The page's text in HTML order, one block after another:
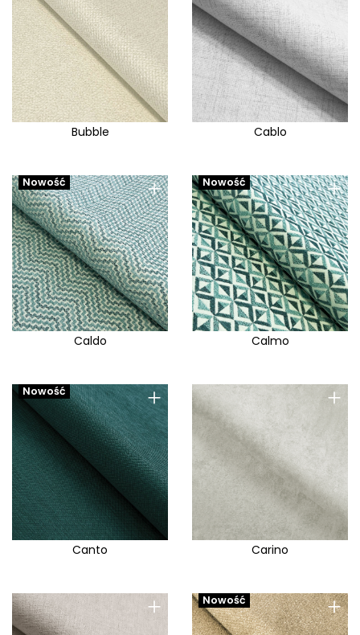
Bubble Cablo
+
Nowość
Caldo
+
Nowość
Calmo
+
Nowość
Canto
+
Carino
+ +
Nowość